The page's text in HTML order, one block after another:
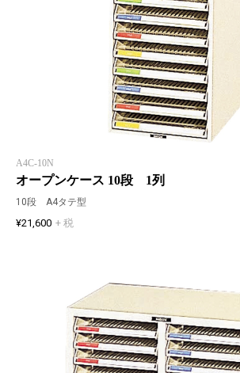
A4C-10N
オープンケース 10段 1列
10段 A4タテ型
¥21,600 + 税